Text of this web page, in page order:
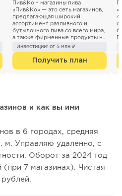
Пив&Ко – магазины пива
«Пив&Ко» — это сеть магазинов,
предлагающая широкий
ассортимент разливного и
бутылочного пива со всего мира,
а также фирменные продукты на
каж...
Инвестиции: от 5 млн ₽
Получить план
и как вы ими
в 6 городах, средняя
м. Управляю удаленно, с
Оборот за 2024 год
(при 7 магазинах). Чистая